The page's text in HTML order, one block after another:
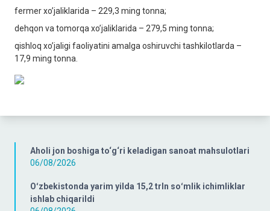
Aholi jon boshiga to‘g‘ri keladigan sanoat mahsulotlari
06/08/2026
Oʻzbekistonda yarim yilda 15,2 trln soʻmlik ichimliklar
ishlab chiqarildi
fermer xo’jaliklarida – 229,3 ming tonna;
dehqon va tomorqa xo’jaliklarida – 279,5 ming tonna;
qishloq xo’jaligi faoliyatini amalga oshiruvchi tashkilotlarda –
17,9 ming tonna.